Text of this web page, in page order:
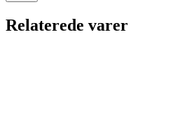
Relaterede varer